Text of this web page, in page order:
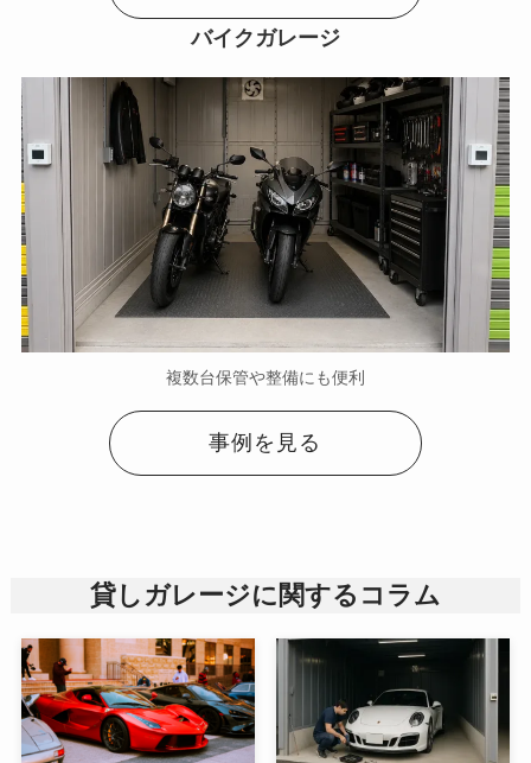
バイクガレージ
複数台保管や整備にも便利
事例を見る
貸しガレージに関するコラム